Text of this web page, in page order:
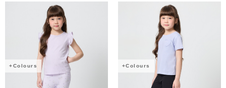
+Colours +Colours